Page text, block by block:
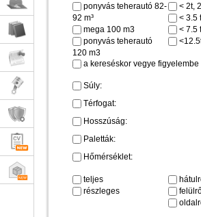
ponyvás teherautó 82-
92 m³
mega 100 m3
ponyvás teherautó
120 m3
< 2t,
< 3.5
< 7.5
a kereséskor vegye figyelembe
Súly:
Térfogat:
Hosszúság:
Paletták:
Hőmérséklet:
teljes
részleges